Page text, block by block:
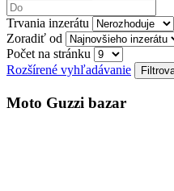
Trvania inzerátu
Zoradiť od
Počet na stránku
Rozšírené vyhľadávanie
Moto Guzzi bazar